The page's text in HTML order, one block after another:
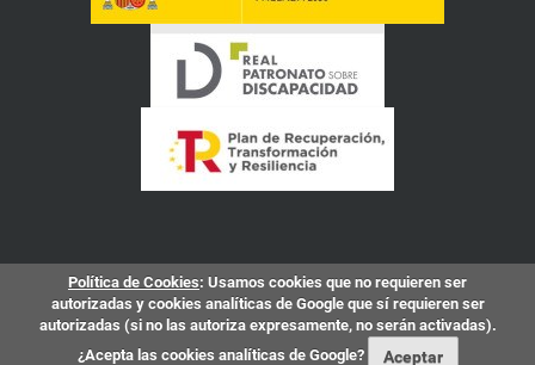
Política de Cookies: Usamos cookies que no requieren ser
autorizadas y cookies analíticas de Google que sí requieren ser
autorizadas (si no las autoriza expresamente, no serán activadas).
¿Acepta las cookies analíticas de Google?
Aceptar